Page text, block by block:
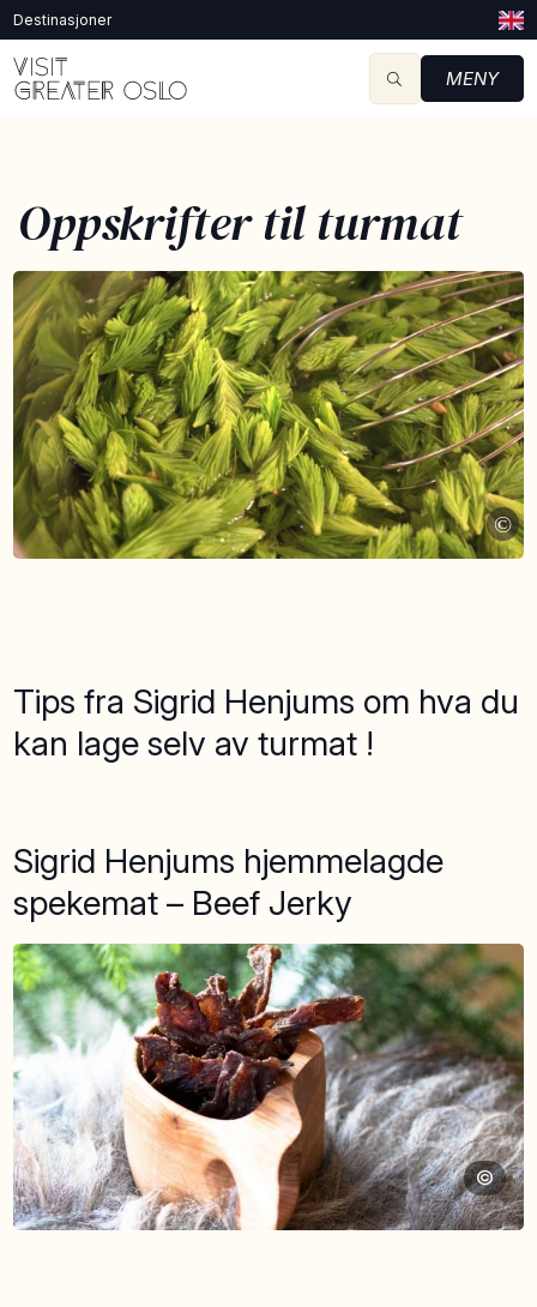
Destinasjoner
MENY
Oppskrifter til turmat
©
Tips fra Sigrid Henjums om hva du
kan lage selv av turmat !
Sigrid Henjums hjemmelagde
spekemat – Beef Jerky
©